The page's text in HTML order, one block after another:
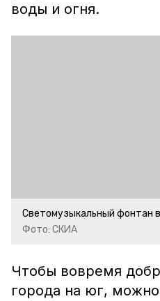
воды и огня.
Светомузыкальный фонтан
Фото: СКИА
Чтобы вовремя
города на юг, можно